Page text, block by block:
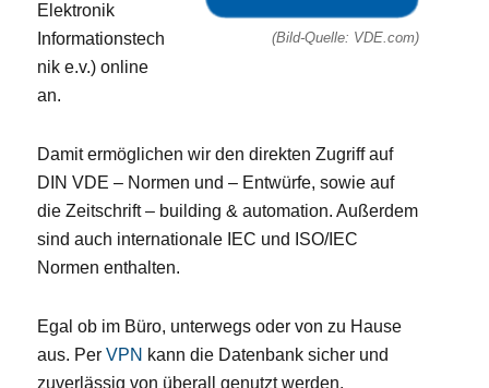
(Bild-Quelle: VDE.com)
Elektronik
Informationstech
nik e.v.) online
an.
Damit ermöglichen wir den direkten Zugriff auf
DIN VDE – Normen und – Entwürfe, sowie auf
die Zeitschrift – building & automation. Außerdem
sind auch internationale IEC und ISO/IEC
Normen enthalten.
Egal ob im Büro, unterwegs oder von zu Hause
aus. PerVPN kann die Datenbank sicher und
zuverlässig von überall genutzt werden.